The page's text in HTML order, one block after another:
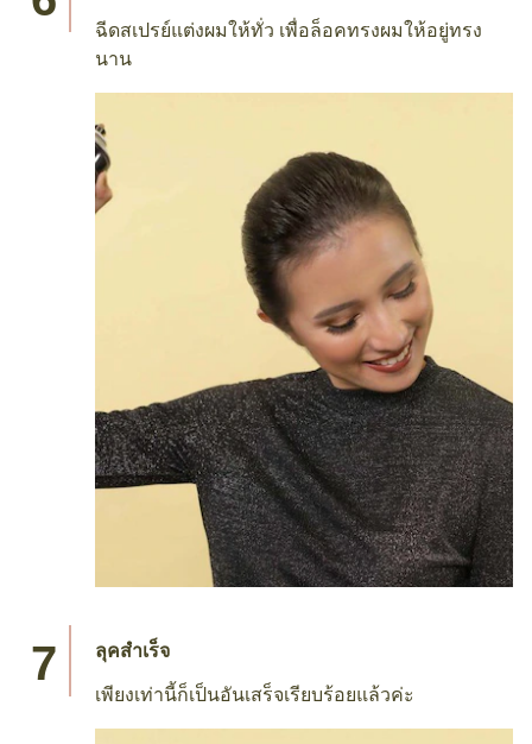
ฉีดสเปรย์แต่งผมให้ทั่ว เพื่อล็อคทรงผมให้อยู่ทรง
นาน
ลุคสำเร็จ
เพียงเท่านี้ก็เป็นอันเสร็จเรียบร้อยแล้วค่ะ